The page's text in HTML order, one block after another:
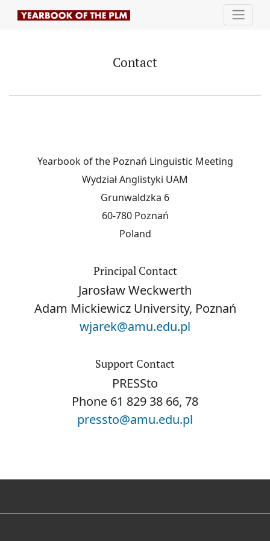
Contact
Yearbook of the Poznań Linguistic Meeting
Wydział Anglistyki UAM
Grunwaldzka 6
60-780 Poznań
Poland
Principal Contact
Jarosław Weckwerth
Adam Mickiewicz University, Poznań
wjarek@amu.edu.pl
Support Contact
PRESSto
Phone 61 829 38 66, 78
pressto@amu.edu.pl